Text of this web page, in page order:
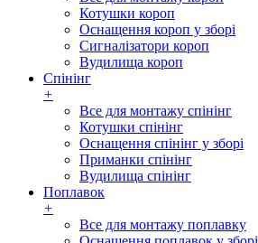
Котушки короп
Оснащення короп у зборі
Сигналізатори короп
Вудилища короп
Спінінг
+
Все для монтажу спінінг
Котушки спінінг
Оснащення спінінг у зборі
Приманки спінінг
Вудилища спінінг
Поплавок
+
Все для монтажу поплавку